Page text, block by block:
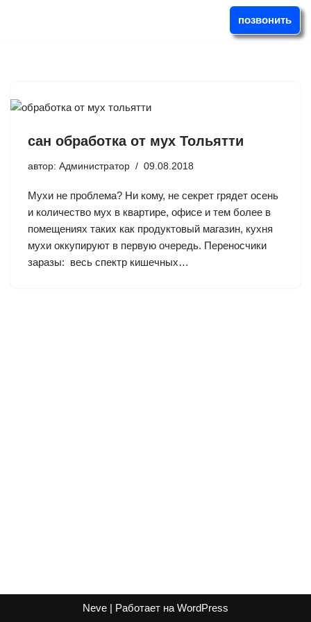
позвонить
сан обработка от мух Тольятти
автор: Администратор 09.08.2018
Мухи не проблема? Ни кому, не секрет грядет осень
и количество мух в квартире, офисе и тем более в
помещениях таких как продуктовый магазин, кухня
мухи оккупируют в первую очередь. Переносчики
заразы: весь спектр кишечных…
Neve | Работает на WordPress